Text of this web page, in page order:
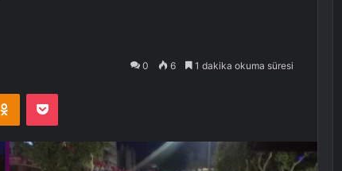
0 6 1 dakika okuma süresi
Odnoklassniki
Pocket